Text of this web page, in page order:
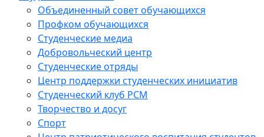
Объединенный совет обучающихся
Профком обучающихся
Студенческие медиа
Добровольческий центр
Студенческие отряды
Центр поддержки студенческих инициатив
Студенческий клуб РСМ
Творчество и досуг
Спорт